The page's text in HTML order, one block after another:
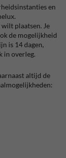
en
plaatsen. Je
de mogelijkheid
is 14 dagen,
in overleg.
altijd de